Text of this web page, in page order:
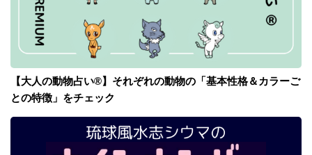
【大人の動物占い®】それぞれの動物の「基本性格＆カラーご
との特徴」をチェック